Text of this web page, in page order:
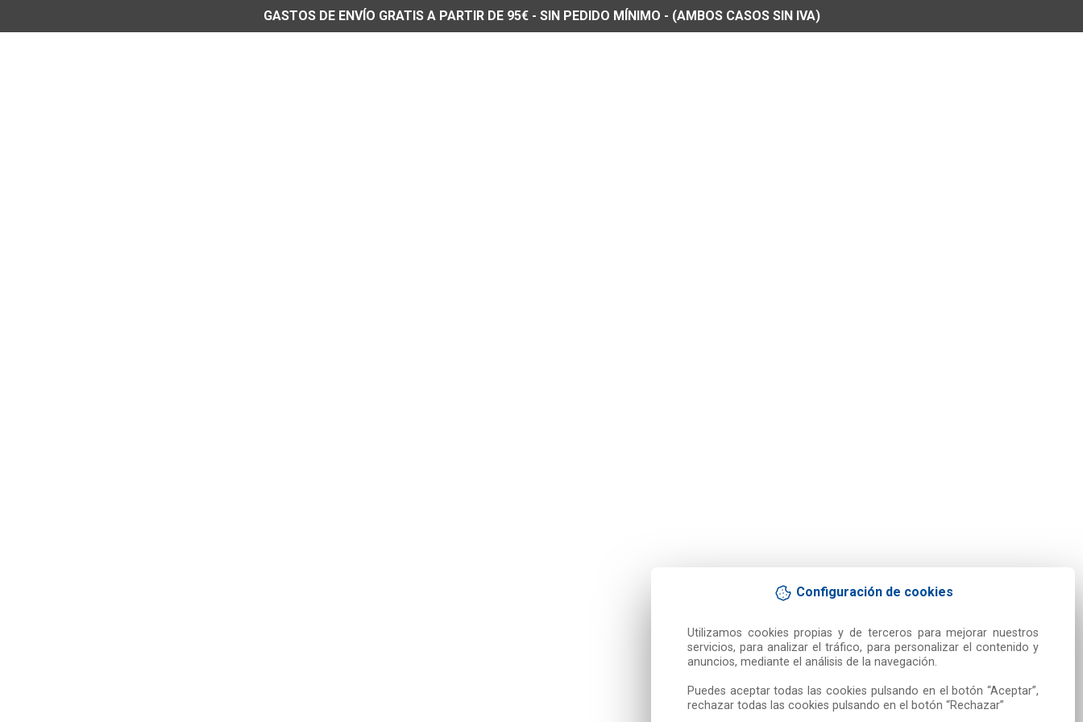
Configuración de cookies
Utilizamos cookies propias y de terceros para mejorar nuestros
servicios, para analizar el tráfico, para personalizar el contenido y
anuncios, mediante el análisis de la navegación.
Puedes aceptar todas las cookies pulsando en el botón “Aceptar”,
rechazar todas las cookies pulsando en el botón “Rechazar”
GASTOS DE ENVÍO GRATIS A PARTIR DE 95€ - SIN PEDIDO MÍNIMO - (AMBOS CASOS SIN IVA)